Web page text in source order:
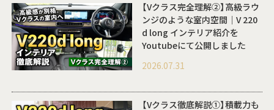
【Vクラス完全理解②】高級ラウ
ンジのような室内空間｜V 220
d long インテリア紹介を
Youtubeにて公開しました
2026.07.31
【Vクラス徹底解説①】積載力も